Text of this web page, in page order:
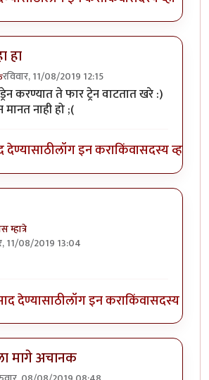
हा
रविवार, 11/08/2019 12:15
toत्यांना त्यांच्या भरोशावरbyडॉ सुहास म्हात्रे
करण्यात ते फार ट्रेन वाटतात खरे :)
नाही हो ;(
देण्यासाठीलॉग इन कराकिंवासदस्य व्हा
म्हात्रे
11/08/2019 13:04
to
देण्यासाठीलॉग इन कराकिंवासदस्य व्हा
मागे अचानक